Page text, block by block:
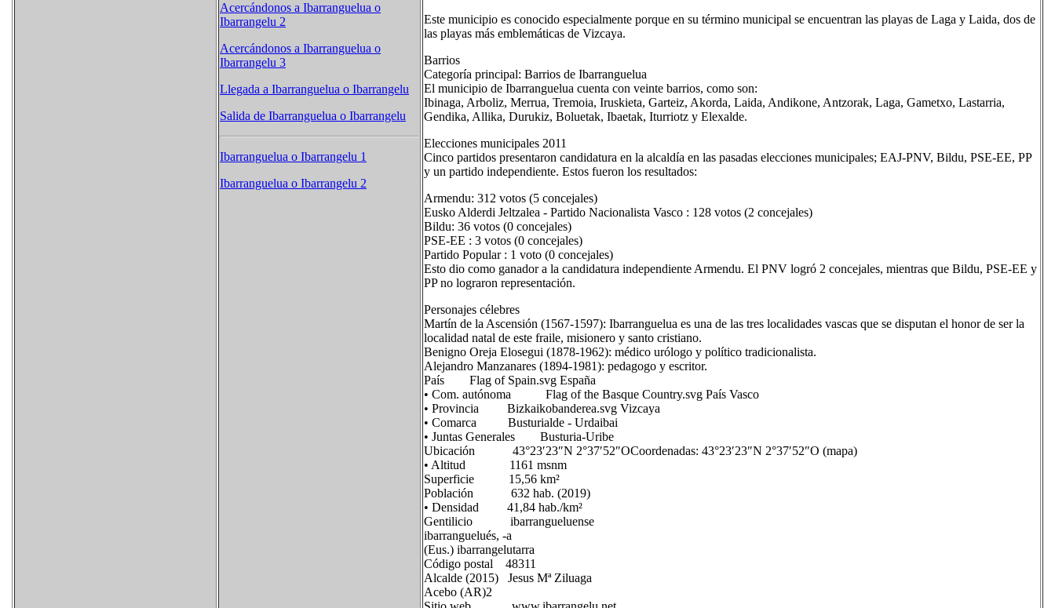
Acercándonos a Ibarranguelua o
Ibarrangelu 2
Acercándonos a Ibarranguelua o
Ibarrangelu 3
Llegada a Ibarranguelua o Ibarrangelu
Salida de Ibarranguelua o Ibarrangelu
Ibarranguelua o Ibarrangelu 1
Ibarranguelua o Ibarrangelu 2
Este municipio es conocido especialmente porque en su término municipal se encuentran las playas de Laga y Laida, dos de
las playas más emblemáticas de Vizcaya.
Barrios
Categoría principal: Barrios de Ibarranguelua
El municipio de Ibarranguelua cuenta con veinte barrios, como son:
Ibinaga, Arboliz, Merrua, Tremoia, Iruskieta, Garteiz, Akorda, Laida, Andikone, Antzorak, Laga, Gametxo, Lastarria,
Gendika, Allika, Durukiz, Boluetak, Ibaetak, Iturriotz y Elexalde.
Elecciones municipales 2011
Cinco partidos presentaron candidatura en la alcaldía en las pasadas elecciones municipales; EAJ-PNV, Bildu, PSE-EE, PP
y un partido independiente. Estos fueron los resultados:
Armendu: 312 votos (5 concejales)
Eusko Alderdi Jeltzalea - Partido Nacionalista Vasco : 128 votos (2 concejales)
Bildu: 36 votos (0 concejales)
PSE-EE : 3 votos (0 concejales)
Partido Popular : 1 voto (0 concejales)
Esto dio como ganador a la candidatura independiente Armendu. El PNV logró 2 concejales, mientras que Bildu, PSE-EE y
PP no lograron representación.
Personajes célebres
Martín de la Ascensión (1567-1597): Ibarranguelua es una de las tres localidades vascas que se disputan el honor de ser la
localidad natal de este fraile, misionero y santo cristiano.
Benigno Oreja Elosegui (1878-1962): médico urólogo y político tradicionalista.
Alejandro Manzanares (1894-1981): pedagogo y escritor.
País Flag of Spain.svg España
• Com. autónoma Flag of the Basque Country.svg País Vasco
• Provincia Bizkaikobanderea.svg Vizcaya
• Comarca Busturialde - Urdaibai
• Juntas Generales Busturia-Uribe
Ubicación 43°23′23″N 2°37′52″OCoordenadas: 43°23′23″N 2°37′52″O (mapa)
• Altitud 1161​ msnm
Superficie 15,56 km²
Población 632 hab. (2019)
• Densidad 41,84 hab./km²
Gentilicio ibarrangueluense
ibarranguelués, -a
(Eus.) ibarrangelutarra
Código postal 48311
Alcalde (2015) Jesus Mª Ziluaga
Acebo (AR)2​